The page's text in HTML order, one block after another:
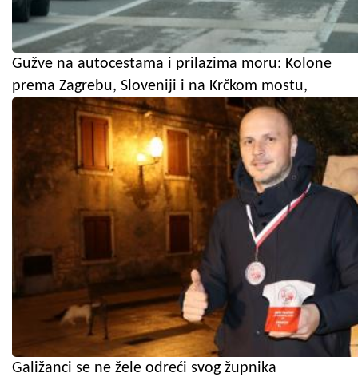
Gužve na autocestama i prilazima moru: Kolone
prema Zagrebu, Sloveniji i na Krčkom mostu,
Galižanci se ne žele odreći svog župnika